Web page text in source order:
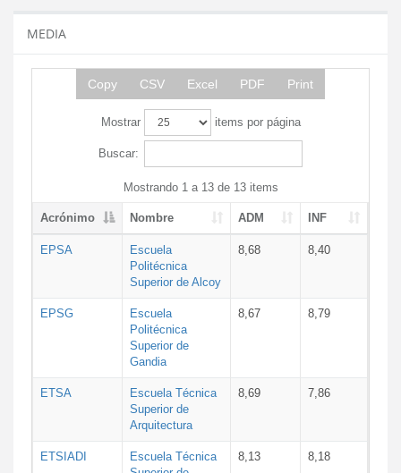
MEDIA
Copy CSV Excel PDF Print
Mostrar items por página
Buscar:
Mostrando 1 a 13 de 13 items
Acrónimo Nombre ADM INF
EPSA
Escuela
Politécnica
Superior de Alcoy
8,68 8,40
EPSG
Escuela
Politécnica
Superior de
Gandia
8,67 8,79
ETSA
Escuela Técnica
Superior de
Arquitectura
8,69 7,86
ETSIADI
Escuela Técnica
8,13 8,18